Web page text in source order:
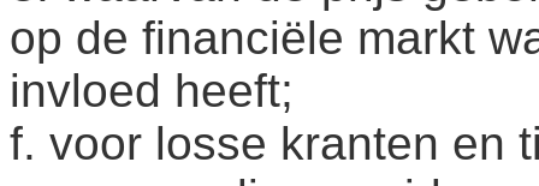
op de financiële markt
invloed heeft;
f. voor losse kranten en